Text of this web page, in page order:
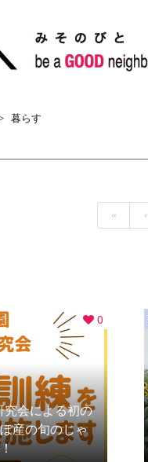
暮らす
« ‹
0
究会による初の
産の旬のじゃ